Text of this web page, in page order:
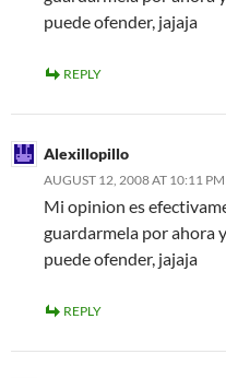
puede ofender, jajaja
REPLY
Alexillopillo
AUGUST 12, 2008 AT 10:11 PM
Mi opinion es
guardarmela por ahora
puede ofender, jajaja
REPLY